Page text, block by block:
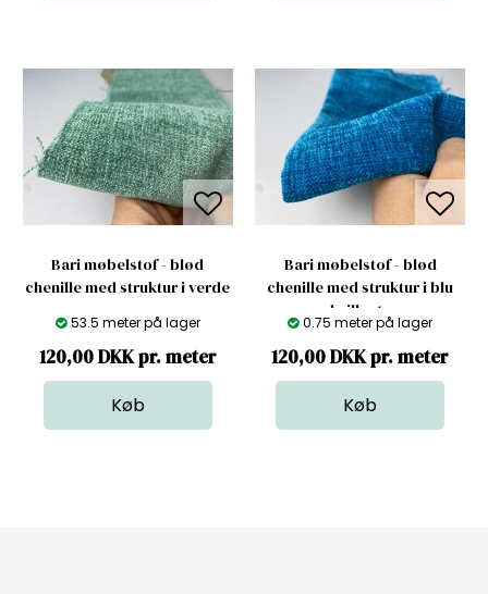
Bari møbelstof - blød
chenille med struktur i verde
53.5 meter på lager
120,00 DKK pr. meter
Bari møbelstof - blød
chenille med struktur i blu
brillante
0.75 meter på lager
120,00 DKK pr. meter